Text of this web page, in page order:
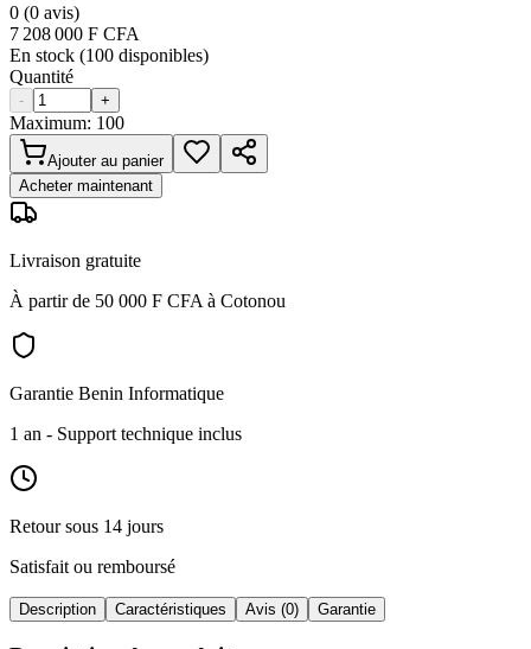
0 (0 avis)
7 208 000 F CFA
En stock (100 disponibles)
Quantité
- +
Maximum: 100
Ajouter au panier
Acheter maintenant
Livraison gratuite
À partir de 50 000 F CFA à Cotonou
Garantie Benin Informatique
1 an - Support technique inclus
Retour sous 14 jours
Satisfait ou remboursé
Description Caractéristiques Avis (0) Garantie